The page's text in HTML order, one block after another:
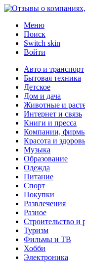
Меню
Поиск
Switch skin
Войти
Авто и транспорт
Бытовая техника
Детское
Дом и дача
Животные и
Интернет и связь
Книги и пресса
Компании,
Красота и
Музыка
Образование
Одежда
Питание
Спорт
Покупки
Развлечения
Разное
Строительство и
Туризм
Фильмы и ТВ
Хобби
Электроника